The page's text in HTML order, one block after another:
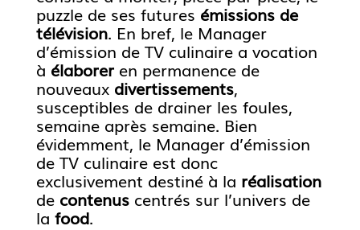
puzzle de ses futures émissions de
télévision. En bref, le Manager
d’émission de TV culinaire a vocation
à élaboreren permanence de
nouveaux divertissements,
susceptibles de drainer les foules,
semaine après semaine. Bien
évidemment, le Manager d’émission
de TV culinaire est donc
exclusivement destiné à la réalisation
de contenuscentrés sur l’univers de
la food.